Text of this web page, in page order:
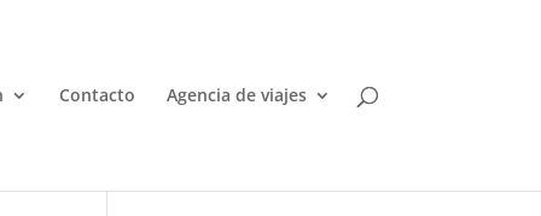
Contacto Agencia de viajes